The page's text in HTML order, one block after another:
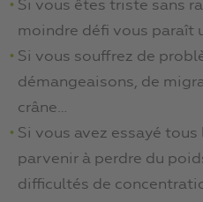
Si vous êtes triste sans
moindre défi vous paraît
Si vous souffrez de
démangeaisons, de
crâne…
Si vous avez essayé
parvenir à perdre du
difficultés de